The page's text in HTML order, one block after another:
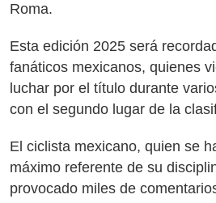
Roma.
Esta edición 2025 será
fanáticos mexicanos, quienes
luchar por el título durante
con el segundo lugar de la
El ciclista mexicano, quien se
máximo referente de su
provocado miles de